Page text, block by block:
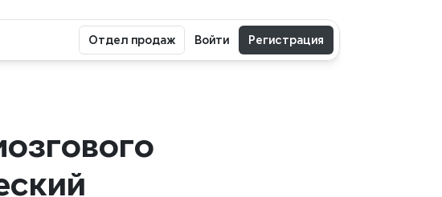
Отдел продаж Войти Регистрация